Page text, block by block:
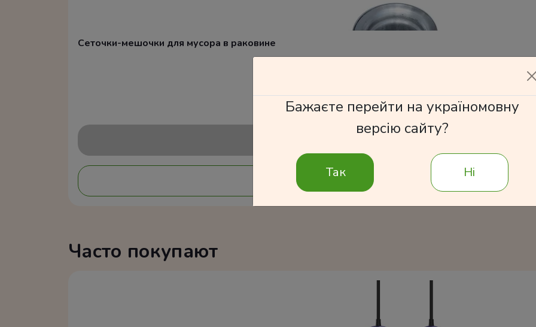
Сеточки-мешочки для мусора в раковине
Часто покупают
Бажаєте перейти на україномовну
версію сайту?
Так Ні